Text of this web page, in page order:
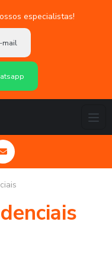
especialistas!
mail